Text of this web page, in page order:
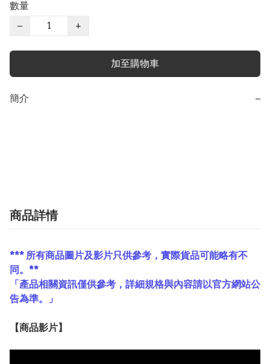
數量
−
+
加至購物車
簡介 −
商品詳情
*** 所有商品圖片及影片只供參考，實際貨品可能略有不
同。**
「產品相關資訊僅供參考，詳細規格與內容請以官方網站公
告為準。」
【商品影片】